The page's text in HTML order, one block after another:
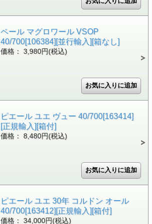
ペール マグロワール VSOP
40/700[106384][並行輸入][箱なし]
価格： 3,980円(税込)
ピエール ユエ ヴュー 40/700[163414]
[正規輸入][箱付]
価格： 8,480円(税込)
ピエール ユエ 30年 コルドン オール
40/700[163412][正規輸入][箱付]
価格： 34,000円(税込)